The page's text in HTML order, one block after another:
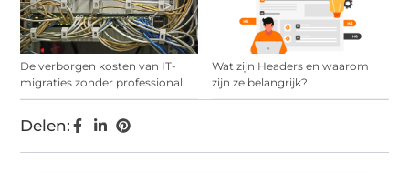
De verborgen kosten van IT-
migraties zonder professional
Wat zijn Headers en waarom
zijn ze belangrijk?
Delen: